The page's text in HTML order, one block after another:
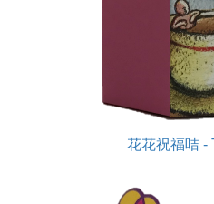
花花祝福咭 -